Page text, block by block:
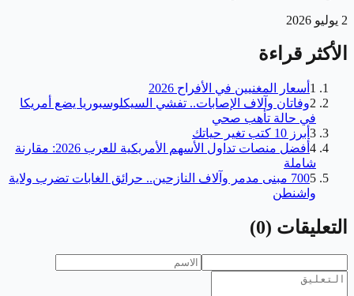
2 يوليو 2026
الأكثر قراءة
1 أسعار المغنيين في الأفراح 2026
2وفاتان وآلاف الإصابات.. تفشي السيكلوسبوريا يضع أمريكا
في حالة تأهب صحي
3 أبرز 10 كتب تغير حياتك
4
أفضل منصات تداول الأسهم الأمريكية للعرب 2026: مقارنة
شاملة
5
700 مبنى مدمر وآلاف النازحين.. حرائق الغابات تضرب ولاية
واشنطن
التعليقات (
0
)